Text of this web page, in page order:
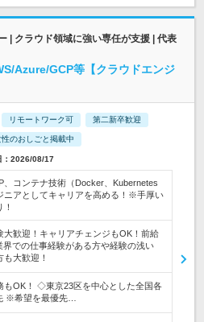
| クラウド領域に強い専任が支援 | 代表
Azure/GCP等【クラウドエンジ
リモートワーク可 第二新卒歓迎
性のおしごと掲載中
：2026/08/17
コンテナ技術（Docker、Kubernetes
ニアとしてキャリアを高める！※手厚い
大歓迎！キャリアチェンジもOK！前給
での仕事経験がある方や経験の浅い
大歓迎！
もOK！ ◇東京23区を中心とした全国各
※希望を最優先…